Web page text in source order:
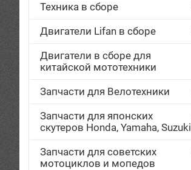
Техника в сборе
Двигатели Lifan в сборе
Двигатели в сборе для
китайской мототехники
Запчасти для Велотехники
Запчасти для японских
скутеров Honda, Yamaha, Suzuki
Запчасти для советских
мотоциклов и мопедов